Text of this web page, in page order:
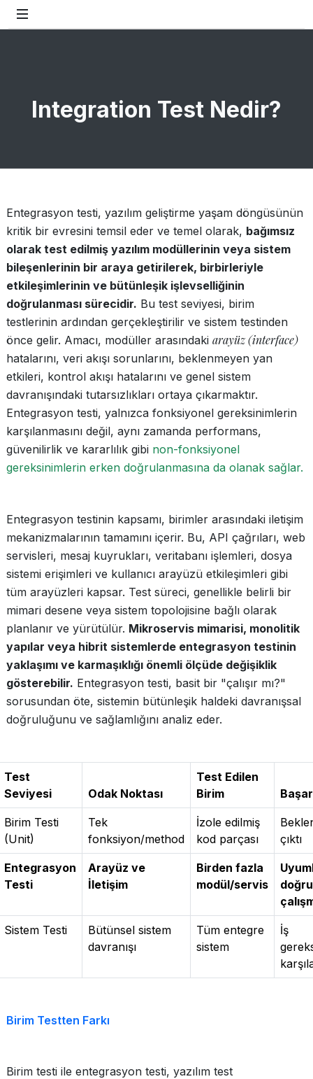
Integration Test Nedir?
Entegrasyon testi, yazılım geliştirme yaşam döngüsünün
kritik bir evresini temsil eder ve temel olarak, bağımsız
olarak test edilmiş yazılım modüllerinin veya sistem
bileşenlerinin bir araya getirilerek, birbirleriyle
etkileşimlerinin ve bütünleşik işlevselliğinin
doğrulanması sürecidir. Bu test seviyesi, birim
testlerinin ardından gerçekleştirilir ve sistem testinden
önce gelir. Amacı, modüller arasındaki arayüz (interface)
hatalarını, veri akışı sorunlarını, beklenmeyen yan
etkileri, kontrol akışı hatalarını ve genel sistem
davranışındaki tutarsızlıkları ortaya çıkarmaktır.
Entegrasyon testi, yalnızca fonksiyonel gereksinimlerin
karşılanmasını değil, aynı zamanda performans,
güvenilirlik ve kararlılık gibi non-fonksiyonel
gereksinimlerin erken doğrulanmasına da olanak sağlar.
Entegrasyon testinin kapsamı, birimler arasındaki iletişim
mekanizmalarının tamamını içerir. Bu, API çağrıları, web
servisleri, mesaj kuyrukları, veritabanı işlemleri, dosya
sistemi erişimleri ve kullanıcı arayüzü etkileşimleri gibi
tüm arayüzleri kapsar. Test süreci, genellikle belirli bir
mimari desene veya sistem topolojisine bağlı olarak
planlanır ve yürütülür. Mikroservis mimarisi, monolitik
yapılar veya hibrit sistemlerde entegrasyon testinin
yaklaşımı ve karmaşıklığı önemli ölçüde değişiklik
gösterebilir. Entegrasyon testi, basit bir "çalışır mı?"
sorusundan öte, sistemin bütünleşik haldeki davranışsal
doğruluğunu ve sağlamlığını analiz eder.
Test
Seviyesi
Odak Noktası
Test Edilen
Birim
Birim Testi
(Unit)
Tek
fonksiyon/method
İzole edilmiş
kod parçası
çıktı
Entegrasyon
Testi
Arayüz ve
İletişim
Birden fazla
modül/servis
Sistem Testi
Bütünsel sistem
davranışı
Tüm entegre
sistem
İş
Birim Testten Farkı
Birim testi ile entegrasyon testi, yazılım test